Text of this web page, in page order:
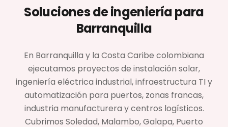
Soluciones de ingeniería para
Barranquilla
En Barranquilla y la Costa Caribe colombiana
ejecutamos proyectos de instalación solar,
ingeniería eléctrica industrial, infraestructura TI y
automatización para puertos, zonas francas,
industria manufacturera y centros logísticos.
Cubrimos Soledad, Malambo, Galapa, Puerto